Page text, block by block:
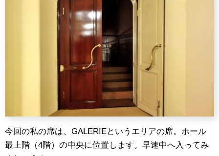
今回の私の席は、GALERIEというエリアの席。ホール
最上階（4階）の中央に位置します。早速中へ入ってみ